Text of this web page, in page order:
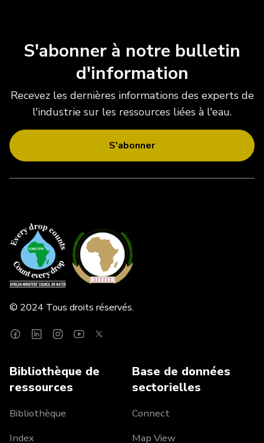
S'abonner à notre bulletin
d'information
Recevez les dernières informations des experts de
l'industrie sur les ressources liées à l'eau.
S'abonner
© 2024 Tous droits réservés.
Bibliothèque de
ressources
Bibliothèque
Index
Base de données
sectorielles
Connect
Map View